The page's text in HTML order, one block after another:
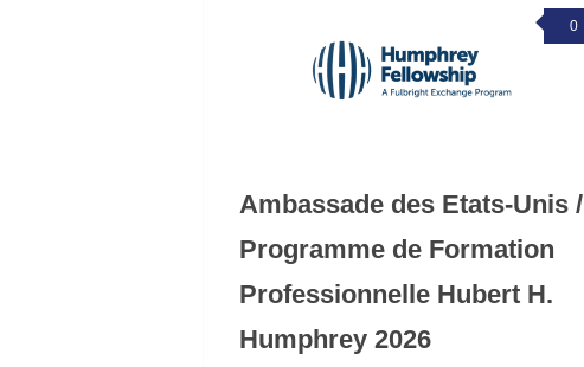
0
Ambassade des Etats-Unis /
Programme de Formation
Professionnelle Hubert H.
Humphrey 2026